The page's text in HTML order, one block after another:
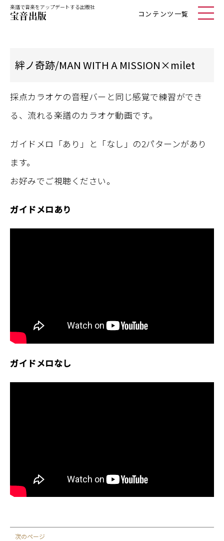
楽譜で音楽をアップデートする出版社
コンテンツ一覧
絆ノ奇跡/MAN WITH A MISSION×milet
採点カラオケの音程バーと同じ感覚で練習ができ
る、流れる楽譜のカラオケ動画です。
ガイドメロ「あり」と「なし」の2パターンがあり
ます。
お好みでご視聴ください。
ガイドメロあり
ガイドメロなし
次のページ